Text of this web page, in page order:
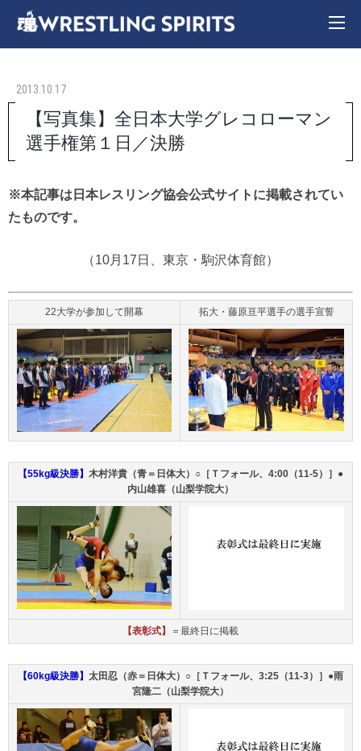
2013.10.17
【写真集】全日本大学グレコローマン
選手権第１日／決勝
※本記事は日本レスリング協会公式サイトに掲載されてい
たものです。
（10月17日、東京・駒沢体育館）
22大学が参加して開幕 拓大・藤原亘平選手の選手宣誓
【55kg級決勝】 木村洋貴（青＝日体大）○［Ｔフォール、4:00（11-5）］●
内山雄喜（山梨学院大）
【表彰式】 ＝最終日に掲載
【60kg級決勝】 太田忍（赤＝日体大）○［Ｔフォール、3:25（11-3）］●雨
宮隆二（山梨学院大）